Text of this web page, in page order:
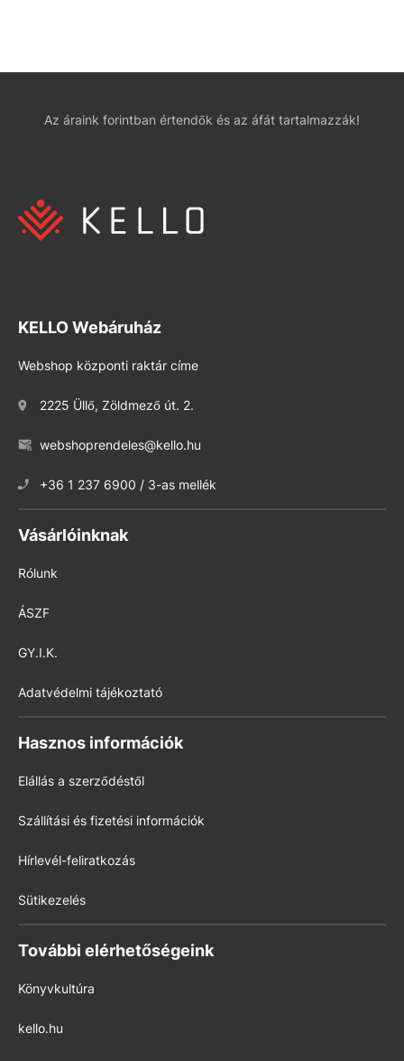
Az áraink forintban értendők és az áfát tartalmazzák!
KELLO Webáruház
Webshop központi raktár címe
2225 Üllő, Zöldmező út. 2.
webshoprendeles@kello.hu
+36 1 237 6900 / 3-as mellék
Vásárlóinknak
Rólunk
ÁSZF
GY.I.K.
Adatvédelmi tájékoztató
Hasznos információk
Elállás a szerződéstől
Szállítási és fizetési információk
Hírlevél-feliratkozás
Sütikezelés
További elérhetőségeink
Könyvkultúra
kello.hu